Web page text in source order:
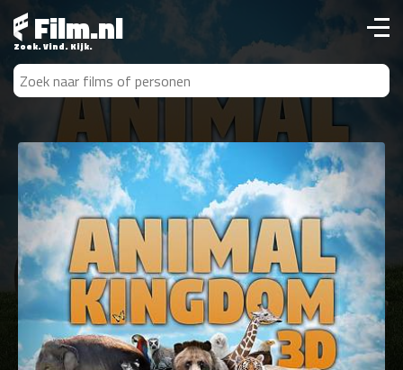
Film.nl
Zoek. Vind. Kijk.